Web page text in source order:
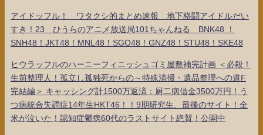
アイドッフル！ ワタクシ的まとめ速報 地下格闘アイドルだい
すき！23 ひうらのアニメ放送局101ちゃんねる BNK48 ！
SNH48！JKT48！MNL48！SGO48！GNZ48！STU48！SKE48
ヒウラッフルのハーニーフィニッシュゴミ屋敷補完計画 ＜必殺！
生前整理人！孤立し孤独死からの～特殊清掃・遺品整理への道F
完結編＞ キャッシング計1500万返済：厨二病借金3500万円！う
つ病統合失調症14年生HKT46！！9期研究生、最後のサイト！全
米が泣いた！認知症鬱病60代のラストサイト絶賛！公開中